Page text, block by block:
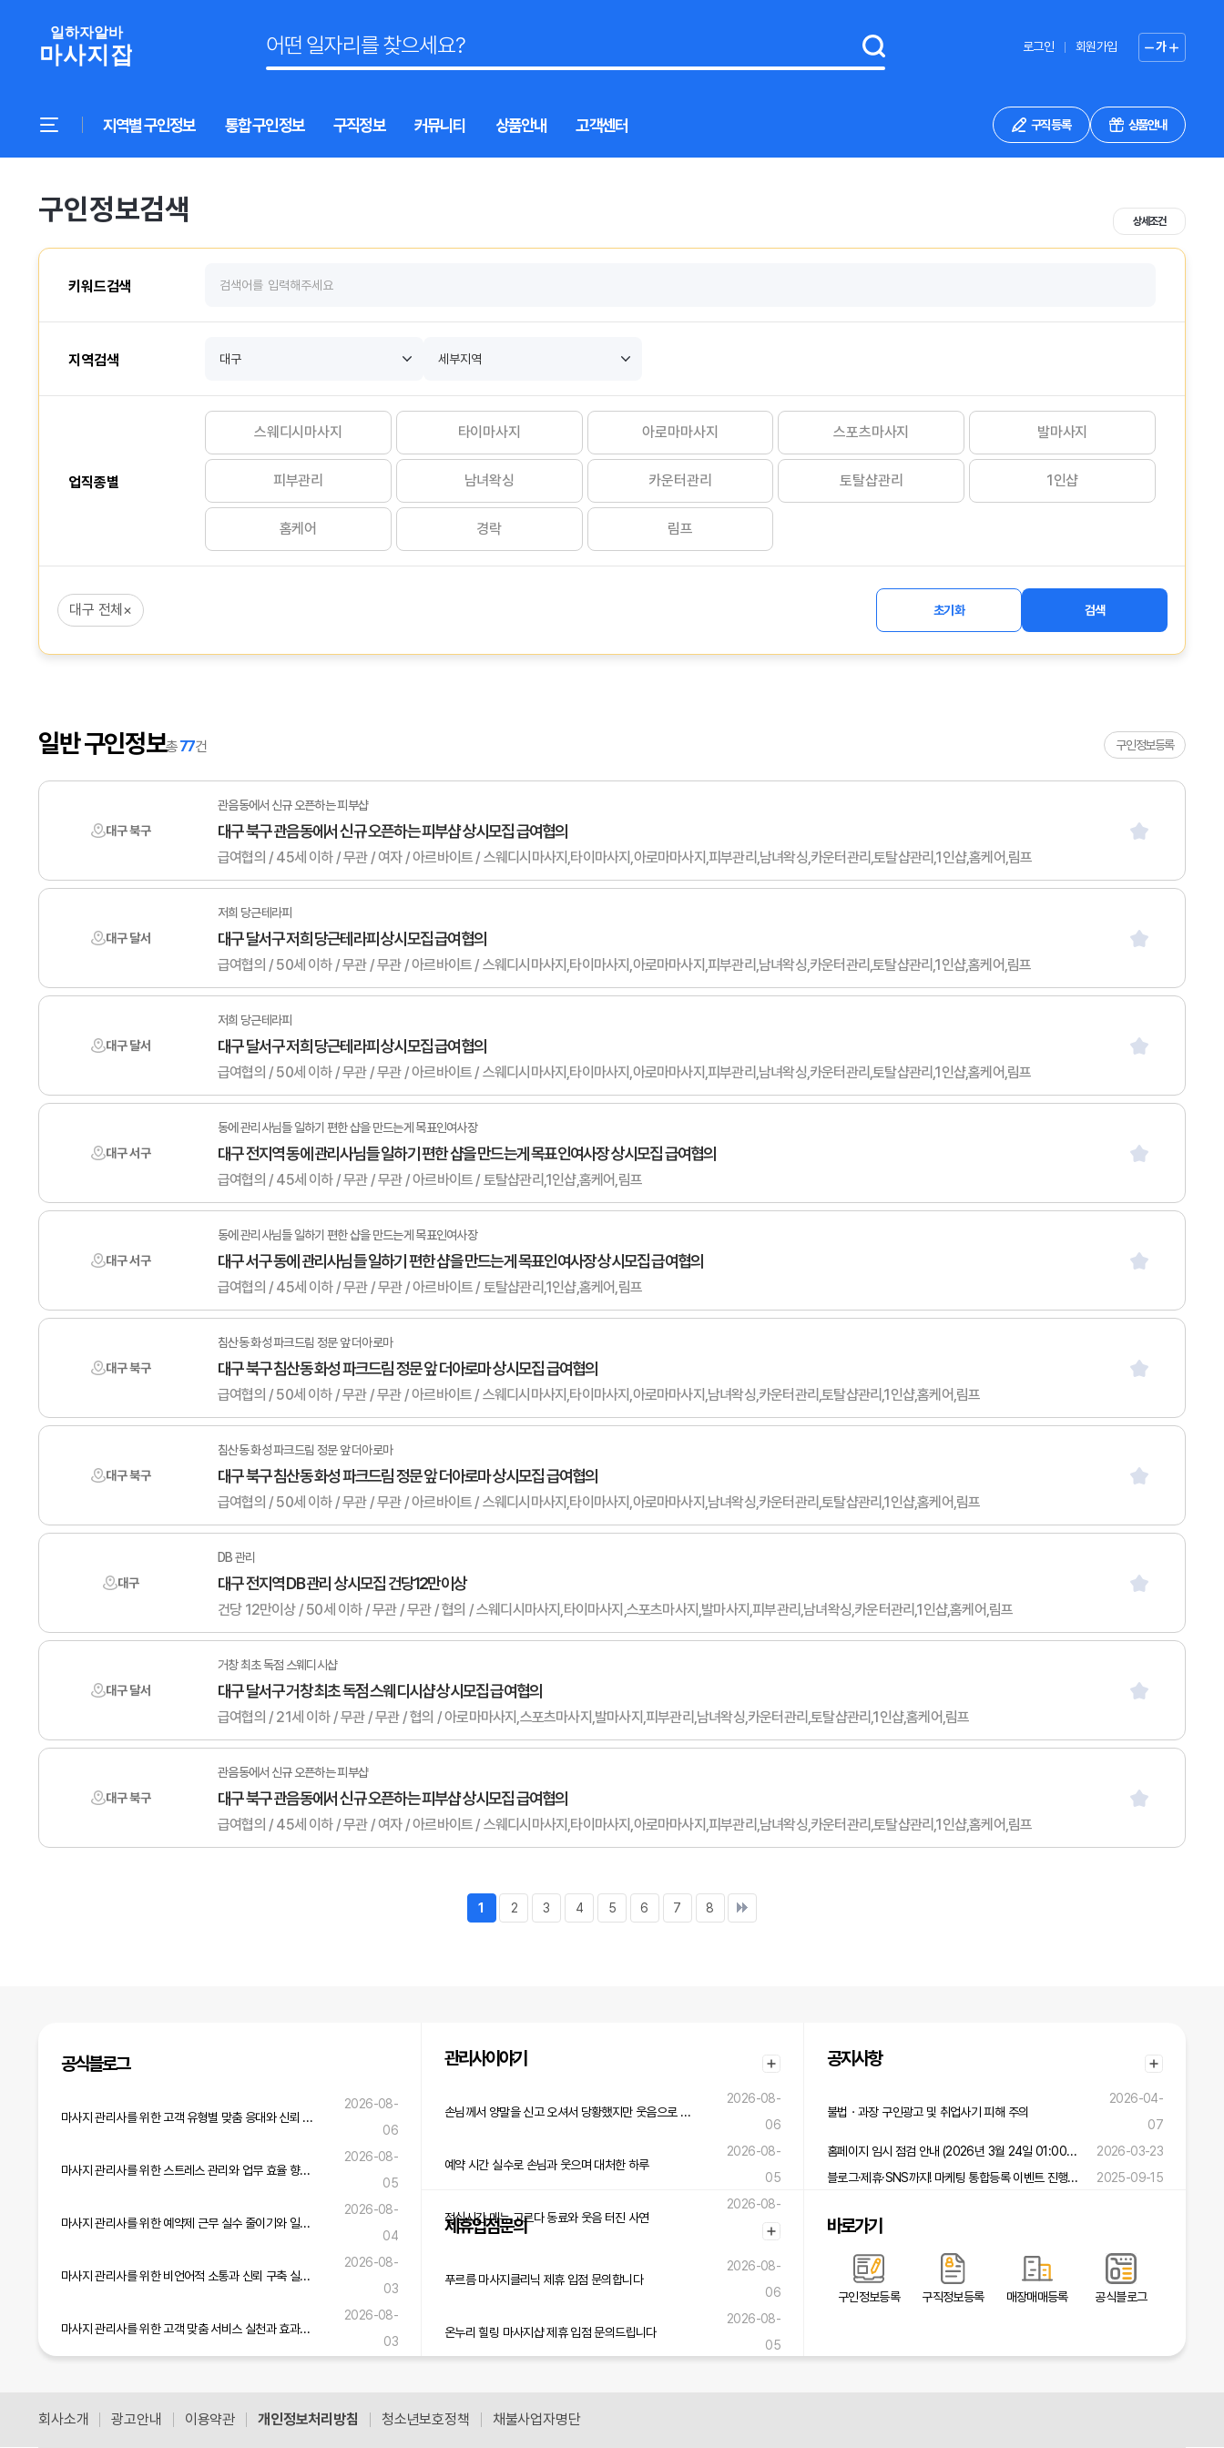
로그인 회원가입 가
지역별 구인정보 통합 구인정보 구직정보 커뮤니티 상품안내 고객센터 구직 등록 상품안내
구인정보검색 상세조건
키워드검색
지역검색
업직종별
스웨디시마사지 타이마사지 아로마마사지 스포츠마사지 발마사지
피부관리 남녀왁싱 카운터관리 토탈샵관리 1인샵
홈케어 경락 림프
초기화 검색
대구 전체 ×
일반 구인정보총77건 구인정보등록
대구 북구
관음동에서 신규 오픈하는 피부샵
대구 북구 관음동에서 신규 오픈하는 피부샵 상시모집 급여협의
급여협의 / 45세 이하 / 무관 / 여자 / 아르바이트 / 스웨디시마사지,타이마사지,아로마마사지,피부관리,남녀왁싱,카운터관리,토탈샵관리,1인샵,홈케어,림프
대구 달서
저희 당근테라피
대구 달서구 저희 당근테라피 상시모집 급여협의
급여협의 / 50세 이하 / 무관 / 무관 / 아르바이트 / 스웨디시마사지,타이마사지,아로마마사지,피부관리,남녀왁싱,카운터관리,토탈샵관리,1인샵,홈케어,림프
대구 달서
저희 당근테라피
대구 달서구 저희 당근테라피 상시모집 급여협의
급여협의 / 50세 이하 / 무관 / 무관 / 아르바이트 / 스웨디시마사지,타이마사지,아로마마사지,피부관리,남녀왁싱,카운터관리,토탈샵관리,1인샵,홈케어,림프
대구 서구
동에 관리사님들 일하기 편한 샵을 만드는게 목표인여사장
대구 전지역 동에 관리사님들 일하기 편한 샵을 만드는게 목표인여사장 상시모집 급여협의
급여협의 / 45세 이하 / 무관 / 무관 / 아르바이트 / 토탈샵관리,1인샵,홈케어,림프
대구 서구
동에 관리사님들 일하기 편한 샵을 만드는게 목표인여사장
대구 서구 동에 관리사님들 일하기 편한 샵을 만드는게 목표인여사장 상시모집 급여협의
급여협의 / 45세 이하 / 무관 / 무관 / 아르바이트 / 토탈샵관리,1인샵,홈케어,림프
대구 북구
침산동 화성 파크드림 정문 앞 더아로마
대구 북구 침산동 화성 파크드림 정문 앞 더아로마 상시모집 급여협의
급여협의 / 50세 이하 / 무관 / 무관 / 아르바이트 / 스웨디시마사지,타이마사지,아로마마사지,남녀왁싱,카운터관리,토탈샵관리,1인샵,홈케어,림프
대구 북구
침산동 화성 파크드림 정문 앞 더아로마
대구 북구 침산동 화성 파크드림 정문 앞 더아로마 상시모집 급여협의
급여협의 / 50세 이하 / 무관 / 무관 / 아르바이트 / 스웨디시마사지,타이마사지,아로마마사지,남녀왁싱,카운터관리,토탈샵관리,1인샵,홈케어,림프
대구
DB 관리
대구 전지역 DB 관리 상시모집 건당12만이상
건당 12만이상 / 50세 이하 / 무관 / 무관 / 협의 / 스웨디시마사지,타이마사지,스포츠마사지,발마사지,피부관리,남녀왁싱,카운터관리,1인샵,홈케어,림프
대구 달서
거창 최초 독점 스웨디시샵
대구 달서구 거창 최초 독점 스웨디시샵 상시모집 급여협의
급여협의 / 21세 이하 / 무관 / 무관 / 협의 / 아로마마사지,스포츠마사지,발마사지,피부관리,남녀왁싱,카운터관리,토탈샵관리,1인샵,홈케어,림프
대구 북구
관음동에서 신규 오픈하는 피부샵
대구 북구 관음동에서 신규 오픈하는 피부샵 상시모집 급여협의
급여협의 / 45세 이하 / 무관 / 여자 / 아르바이트 / 스웨디시마사지,타이마사지,아로마마사지,피부관리,남녀왁싱,카운터관리,토탈샵관리,1인샵,홈케어,림프
1 2 3 4 5 6 7 8
공식블로그
마사지 관리사를 위한 고객 유형별 맞춤 응대와 신뢰 구축 전략
2026-08-
06
마사지 관리사를 위한 스트레스 관리와 업무 효율 향상 실무 전략
2026-08-
05
마사지 관리사를 위한 예약제 근무 실수 줄이기와 일정 관리 실무 가이드
2026-08-
04
마사지 관리사를 위한 비언어적 소통과 신뢰 구축 실무 가이드
2026-08-
03
마사지 관리사를 위한 고객 맞춤 서비스 실천과 효과적인 소통 기술 가이드
2026-08-
03
공식블로그 더보기
관리사이야기
손님께서 양말을 신고 오셔서 당황했지만 웃음으로 넘긴 하루
2026-08-
06
예약 시간 실수로 손님과 웃으며 대처한 하루
2026-08-
05
점심시간 메뉴 고르다 동료와 웃음 터진 사연
2026-08-
05
제휴입점문의
푸르름 마사지클리닉 제휴 입점 문의합니다
2026-08-
06
온누리 힐링 마사지샵 제휴 입점 문의드립니다
2026-08-
05
공지사항
불법ㆍ과장 구인광고 및 취업사기 피해 주의
2026-04-
07
홈페이지 임시 점검 안내 (2026년 3월 24일 01:00 ~ 02:00)
2026-03-23
블로그·제휴·SNS까지! 마케팅 통합등록 이벤트 진행 중!
2025-09-15
바로가기
구인정보등록 구직정보등록 매장매매등록 공식블로그
회사소개 광고안내 이용약관 개인정보처리방침 청소년보호정책 채불사업자명단